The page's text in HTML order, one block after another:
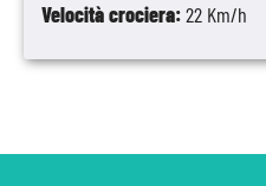
Velocità crociera:22 Km/h